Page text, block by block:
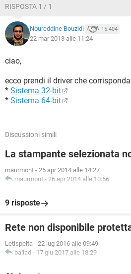
RISPOSTA 1 / 1
Noureddine Bouzidi 15.404
22 mar 2013 alle 11:24
ciao,
ecco prendi il driver che
* Sistema 32-bit
* Sistema 64-bit
Discussioni simili
La stampante selezionata
maurmont - 25 apr 2014 alle 14:27
maurmont - 26 apr 2014 alle 10:56
9 risposte
Rete non disponibile
Letispelta - 22 lug 2016 alle 09:49
ballad - 17 giu 2017 alle 18:29